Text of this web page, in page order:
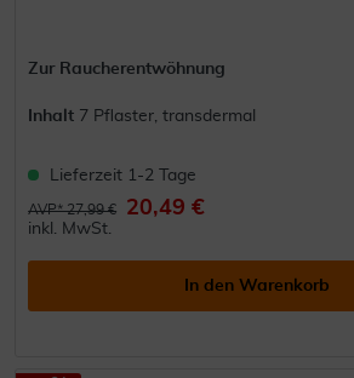
Zur Raucherentwöhnung
Inhalt 7 Pflaster, transdermal
Lieferzeit 1-2 Tage
AVP* 27,99 € 20,49 €
inkl. MwSt.
In den Warenkorb